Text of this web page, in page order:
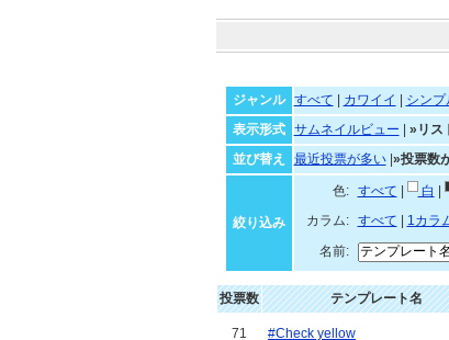
ジャンル
すべて カワイイ シンプ
表示形式
サムネイルビュー
»リス
並び替え
最近投票が多い| »投票数
絞り込み
色: すべて 白
カラム:
すべて 1カラ
名前:
投票数 テンプレート名
71 #Check yellow